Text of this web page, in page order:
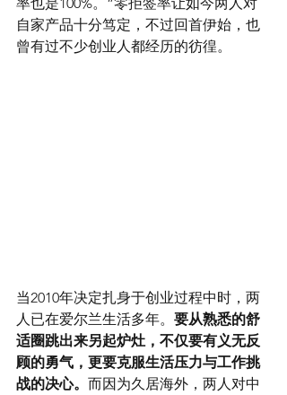
自家产品十分笃定，不过回首伊始，也
曾有过不少创业人都经历的彷徨。
当2010年决定扎身于创业过程中时，两
人已在爱尔兰生活多年。 要从熟悉的舒
适圈跳出来另起炉灶，不仅要有义无反
顾的勇气，更要克服生活压力与工作挑
战的决心。 而因为久居海外，两人对中